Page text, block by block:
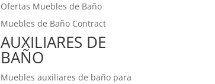
Ofertas Muebles de Baño
Muebles de Baño Contract
AUXILIARES DE
BAÑO
Muebles auxiliares de baño para